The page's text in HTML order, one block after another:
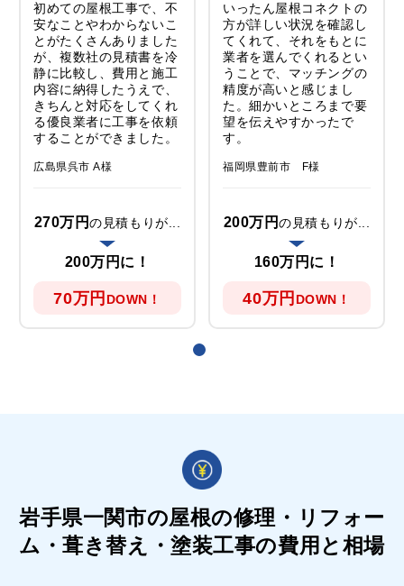
初めての屋根工事で、不
安なことやわからないこ
とがたくさんありました
が、複数社の見積書を冷
静に比較し、費用と施工
内容に納得したうえで、
きちんと対応をしてくれ
る優良業者に工事を依頼
することができました。
広島県呉市 A様
270万円の見積もりが...
200万円に！
70万円 DOWN！
いったん屋根コネクトの
方が詳しい状況を確認し
てくれて、それをもとに
業者を選んでくれるとい
うことで、マッチングの
精度が高いと感じまし
た。細かいところまで要
望を伝えやすかったで
す。
福岡県豊前市 F様
200万円の見積もりが...
160万円に！
40万円 DOWN！
岩手県一関市の屋根の修理・リフォー
ム・葺き替え・塗装工事の費用と相場